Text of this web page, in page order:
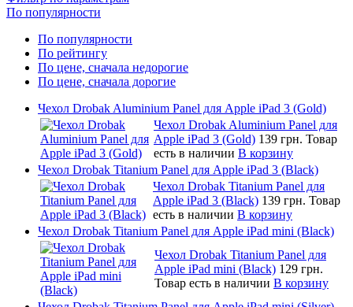
По популярности
По популярности
По рейтингу
По цене, сначала недорогие
По цене, сначала дорогие
Чехол Drobak Aluminium Panel для Apple iPad 3 (Gold)
Чехол Drobak Aluminium Panel для
Apple iPad 3 (Gold) 139 грн. Товар
есть в наличии В корзину
Чехол Drobak Titanium Panel для Apple iPad 3 (Black)
Чехол Drobak Titanium Panel для
Apple iPad 3 (Black) 139 грн. Товар
есть в наличии В корзину
Чехол Drobak Titanium Panel для Apple iPad mini (Black)
Чехол Drobak Titanium Panel для
Apple iPad mini (Black) 129 грн.
Товар есть в наличии В корзину